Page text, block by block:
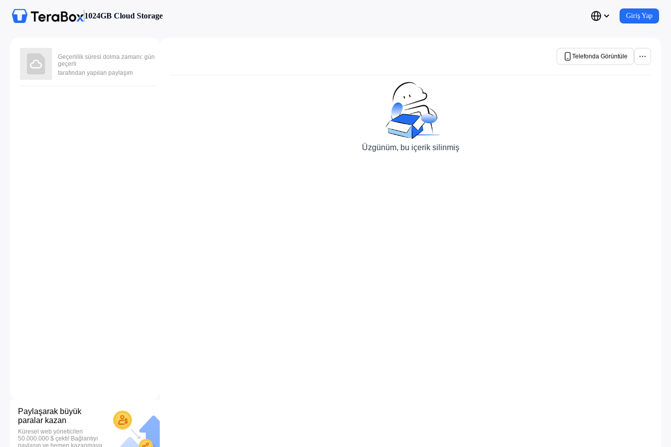
1024GB Cloud Storage Giriş Yap
Geçerlilik süresi dolma zamanı: gün
geçerli
tarafından yapılan paylaşım
Paylaşarak büyük
paralar kazan
Küresel web yöneticileri
50.000.000 $ çekti! Bağlantıyı
paylaşın ve hemen kazanmaya
Telefonda Görüntüle
Üzgünüm, bu içerik silinmiş